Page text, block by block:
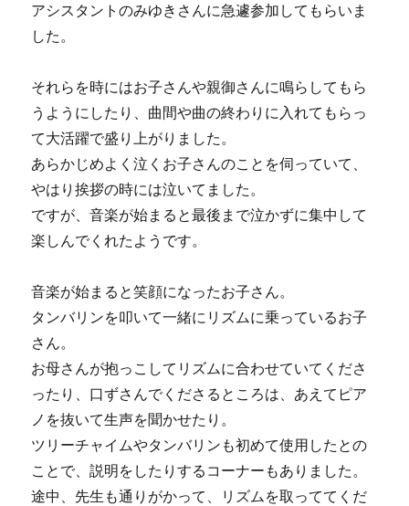
アシスタントのみゆきさんに急遽参加してもらいま
した。
それらを時にはお子さんや親御さんに鳴らしてもら
うようにしたり、曲間や曲の終わりに入れてもらっ
て大活躍で盛り上がりました。
あらかじめよく泣くお子さんのことを伺っていて、
やはり挨拶の時には泣いてました。
ですが、音楽が始まると最後まで泣かずに集中して
楽しんでくれたようです。
音楽が始まると笑顔になったお子さん。
タンバリンを叩いて一緒にリズムに乗っているお子
さん。
お母さんが抱っこしてリズムに合わせていてくださ
ったり、口ずさんでくださるところは、あえてピア
ノを抜いて生声を聞かせたり。
ツリーチャイムやタンバリンも初めて使用したとの
ことで、説明をしたりするコーナーもありました。
途中、先生も通りがかって、リズムを取っててくだ